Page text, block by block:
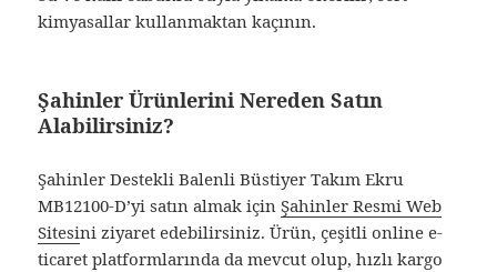
kimyasallar kullanmaktan kaçının.
Şahinler Ürünlerini Nereden Satın
Alabilirsiniz?
Şahinler Destekli Balenli Büstiyer Takım Ekru
MB12100-D’yi satın almak içinŞahinler Resmi Web
Sitesini ziyaret edebilirsiniz. Ürün, çeşitli online e-
ticaret platformlarında da mevcut olup, hızlı kargo